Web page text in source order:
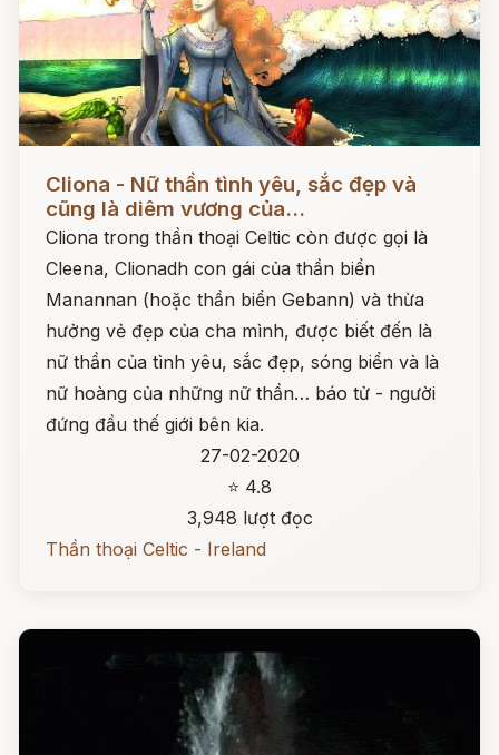
Cliona - Nữ thần tình yêu, sắc đẹp và
cũng là diêm vương của...
Cliona trong thần thoại Celtic còn được gọi là
Cleena, Clionadh con gái của thần biển
Manannan (hoặc thần biển Gebann) và thừa
hưởng vẻ đẹp của cha mình, được biết đến là
nữ thần của tình yêu, sắc đẹp, sóng biển và là
nữ hoàng của những nữ thần… báo tử - người
đứng đầu thế giới bên kia.
27-02-2020
⭐ 4.8
3,948 lượt đọc
Thần thoại Celtic - Ireland